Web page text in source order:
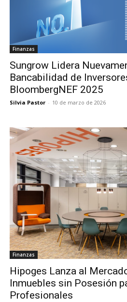
Finanzas
Sungrow Lidera
Bancabilidad de
BloombergNEF 2025
Silvia Pastor - 10 de marzo de 2026
Finanzas
Hipoges Lanza al
Inmuebles sin Posesión
Profesionales